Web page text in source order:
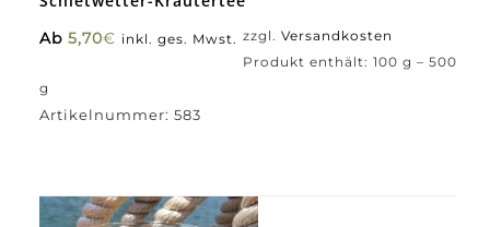
Ab 5,70€ inkl. ges. Mwst. zzgl. Versandkosten
Produkt enthält: 100 g – 500
g
Artikelnummer: 583